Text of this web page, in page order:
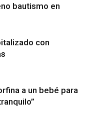
bautismo en
con
a un bebé para